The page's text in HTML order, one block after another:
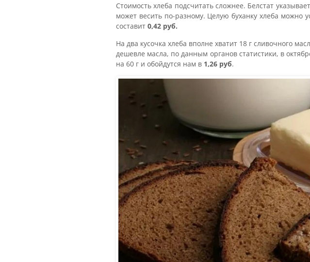
Стоимость хлеба подсчитать сложнее. Белстат
может весить по-разному. Целую буханку хлеба можно
составит 0,42 руб.
На два кусочка хлеба вполне хватит 18 г сливочного
дешевле масла, по данным органов статистики, в
на 60 г и обойдутся нам в 1,26 руб.